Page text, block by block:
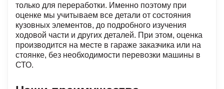
только для переработки. Именно поэтому при
оценке мы учитываем все детали от состояния
кузовных элементов, до подробного изучения
ходовой части и других деталей. При этом, оценка
производится на месте в гараже заказчика или на
стоянке, без необходимости перевозки машины в
СТО.